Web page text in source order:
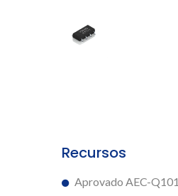
Recursos
Aprovado AEC-Q101